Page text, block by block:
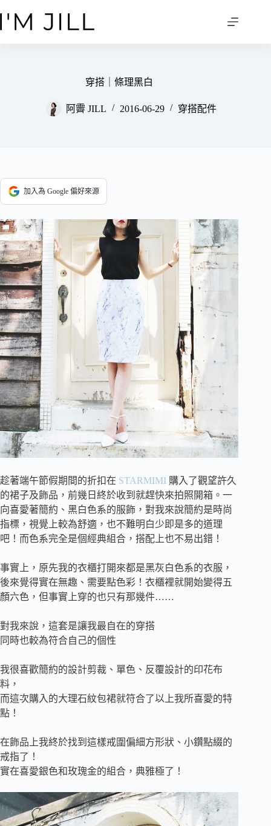
至
穿搭｜條理黑白
阿霽 JILL 2016-06-29 穿搭配件
加入為 Google 偏好來源
趁著端午節假期間的折扣在 STARMIMI 購入了觀望許久
的裙子及飾品，前幾日終於收到就趕快來拍照開箱。一
向喜愛著簡約、黑白色系的服飾，對我來說簡約是時尚
指標， 視覺上較為舒適，也不難明白少即是多的道理
吧！而色系完全是個經典組合，搭配上也不易出錯！
事實上，原先我的衣櫃打開來都是黑灰白色系的衣服，
後來覺得實在無趣、需要點色彩！衣櫃裡就開始變得五
顏六色，但事實上穿的也只有那幾件……
對我來說，這套是讓我最自在的穿搭
同時也較為符合自己的個性
我很喜歡簡約的設計剪裁、單色、反覆設計的印花布
料，
而這次購入的大理石紋包裙就符合了以上我所喜愛的特
點！
在飾品上我終於找到這樣戒圍偏細方形狀、小鑽點綴的
戒指了！
實在喜愛銀色和玫瑰金的組合，典雅極了！